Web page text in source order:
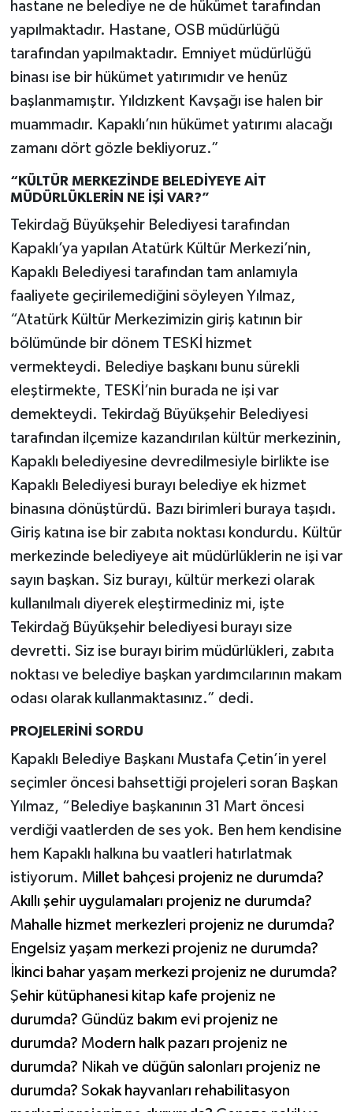
hastane ne belediye ne de hükümet tarafından
yapılmaktadır. Hastane, OSB müdürlüğü
tarafından yapılmaktadır. Emniyet müdürlüğü
binası ise bir hükümet yatırımıdır ve henüz
başlanmamıştır. Yıldızkent Kavşağı ise halen bir
muammadır. Kapaklı’nın hükümet yatırımı alacağı
zamanı dört gözle bekliyoruz.”
“KÜLTÜR MERKEZİNDE BELEDİYEYE AİT
MÜDÜRLÜKLERİN NE İŞİ VAR?”
Tekirdağ Büyükşehir Belediyesi tarafından
Kapaklı’ya yapılan Atatürk Kültür Merkezi’nin,
Kapaklı Belediyesi tarafından tam anlamıyla
faaliyete geçirilemediğini söyleyen Yılmaz,
“Atatürk Kültür Merkezimizin giriş katının bir
bölümünde bir dönem TESKİ hizmet
vermekteydi. Belediye başkanı bunu sürekli
eleştirmekte, TESKİ’nin burada ne işi var
demekteydi. Tekirdağ Büyükşehir Belediyesi
tarafından ilçemize kazandırılan kültür merkezinin,
Kapaklı belediyesine devredilmesiyle birlikte ise
Kapaklı Belediyesi burayı belediye ek hizmet
binasına dönüştürdü. Bazı birimleri buraya taşıdı.
Giriş katına ise bir zabıta noktası kondurdu. Kültür
merkezinde belediyeye ait müdürlüklerin ne işi var
sayın başkan. Siz burayı, kültür merkezi olarak
kullanılmalı diyerek eleştirmediniz mi, işte
Tekirdağ Büyükşehir belediyesi burayı size
devretti. Siz ise burayı birim müdürlükleri, zabıta
noktası ve belediye başkan yardımcılarının makam
odası olarak kullanmaktasınız.” dedi.
PROJELERİNİ SORDU
Kapaklı Belediye Başkanı Mustafa Çetin’in yerel
seçimler öncesi bahsettiği projeleri soran Başkan
Yılmaz, “Belediye başkanının 31 Mart öncesi
verdiği vaatlerden de ses yok. Ben hem kendisine
hem Kapaklı halkına bu vaatleri hatırlatmak
istiyorum. Millet bahçesi projeniz ne durumda?
Akıllı şehir uygulamaları projeniz ne durumda?
Mahalle hizmet merkezleri projeniz ne durumda?
Engelsiz yaşam merkezi projeniz ne durumda?
kinci bahar yaşam merkezi projeniz ne durumda?
Şehir kütüphanesi kitap kafe projeniz ne
durumda? Gündüz bakım evi projeniz ne
durumda? Modern halk pazarı projeniz ne
durumda? N ikah ve düğün salonları projeniz ne
durumda? Sokak hayvanları rehabilitasyon